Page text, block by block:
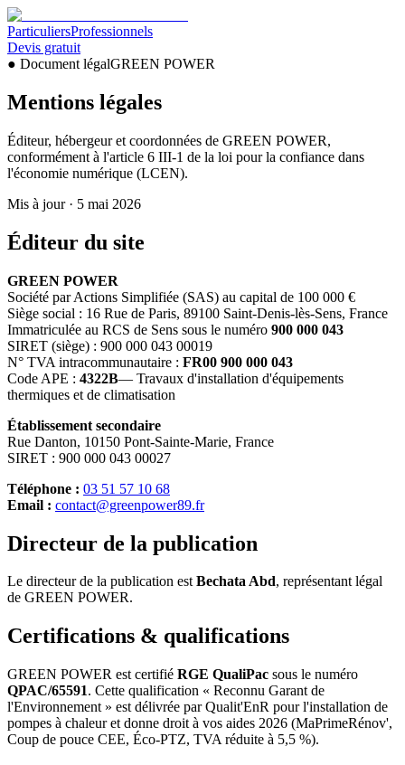
ParticuliersProfessionnels
Devis gratuit
● Document légalGREEN POWER
Mentions légales
Éditeur, hébergeur et coordonnées de GREEN POWER,
conformément à l'article 6 III-1 de la loi pour la confiance dans
l'économie numérique (LCEN).
Mis à jour · 5 mai 2026
Éditeur du site
GREEN POWER
Société par Actions Simplifiée (SAS) au capital de 100 000 €
Siège social : 16 Rue de Paris, 89100 Saint-Denis-lès-Sens, France
Immatriculée au RCS de Sens sous le numéro 900 000 043
SIRET (siège) : 900 000 043 00019
N° TVA intracommunautaire : FR00 900 000 043
Code APE : 4322B— Travaux d'installation d'équipements
thermiques et de climatisation
Établissement secondaire
Rue Danton, 10150 Pont-Sainte-Marie, France
SIRET : 900 000 043 00027
Téléphone : 03 51 57 10 68
Email : contact@greenpower89.fr
Directeur de la publication
Le directeur de la publication estBechata Abd, représentant légal
de GREEN POWER.
Certifications & qualifications
GREEN POWER est certifié RGE QualiPac sous le numéro
QPAC/65591. Cette qualification « Reconnu Garant de
l'Environnement » est délivrée par Qualit'EnR pour l'installation de
pompes à chaleur et donne droit à vos aides 2026 (MaPrimeRénov',
Coup de pouce CEE, Éco-PTZ, TVA réduite à 5,5 %).